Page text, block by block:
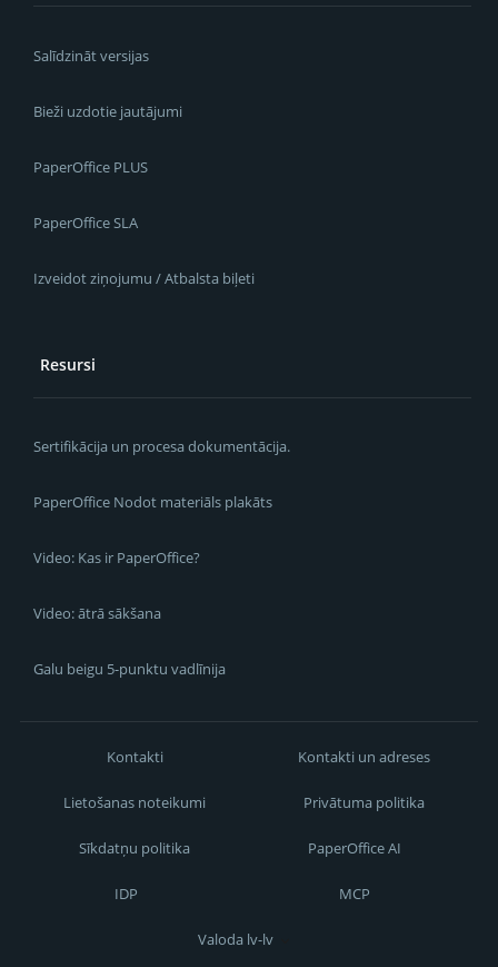
Salīdzināt versijas
Bieži uzdotie jautājumi
PaperOffice PLUS
PaperOffice SLA
Izveidot ziņojumu / Atbalsta biļeti
Resursi
Sertifikācija un procesa dokumentācija.
PaperOffice Nodot materiāls plakāts
Video: Kas ir PaperOffice?
Video: ātrā sākšana
Galu beigu 5-punktu vadlīnija
Kontakti Kontakti un adreses
Lietošanas noteikumi Privātuma politika
Sīkdatņu politika PaperOffice AI
IDP MCP
Valoda lv-lv